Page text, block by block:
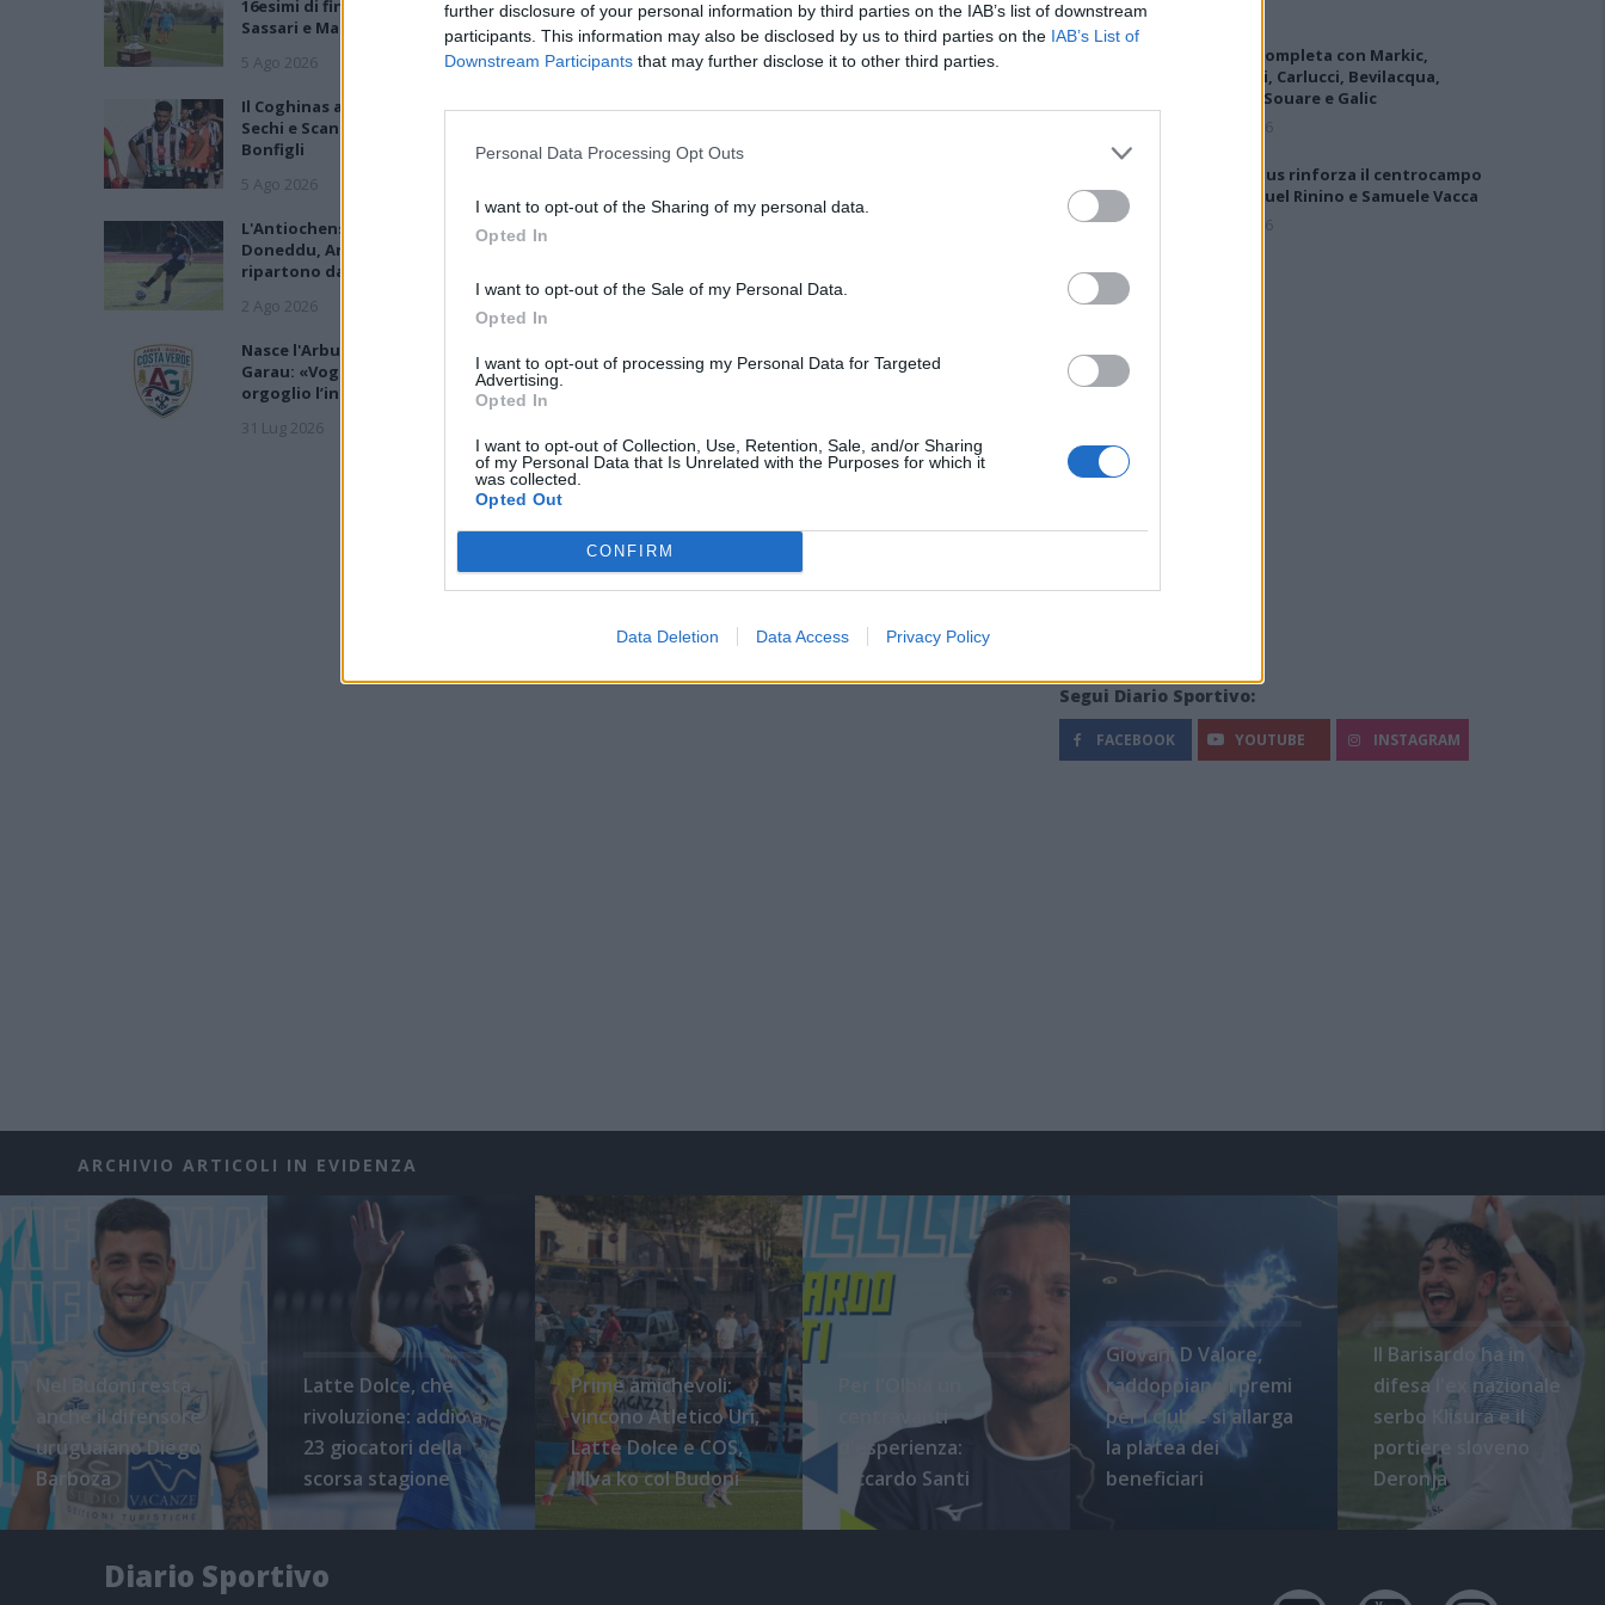
further disclosure of your personal information by third parties on the IAB’s list of downstream
participants. This information may also be disclosed by us to third parties on the IAB’s List of
Downstream Participants that may further disclose it to other third parties.
Personal Data Processing Opt Outs
I want to opt-out of the Sharing of my personal data.
Opted In
I want to opt-out of the Sale of my Personal Data.
Opted In
I want to opt-out of processing my Personal Data for Targeted
Advertising.
Opted In
I want to opt-out of Collection, Use, Retention, Sale, and/or Sharing
of my Personal Data that Is Unrelated with the Purposes for which it
was collected.
Opted Out
CONFIRM
Data Deletion Data Access Privacy Policy
16esimi di finale con i derby a Cagliari,
Sassari e Macomer
5 Ago 2026
anche Serra, tripletta Cus Cagliari
con Piroddi, Angiargia e Nenna
5 Ago 2026
Il Coghinas ancora più forte con
Sechi e Scanu, al Macomer arriva
Bonfigli
5 Ago 2026
L'Atletico Cagliari di Saba prende
duro
L'Antiochense prende Caddeo e
Doneddu, Arborea e Tharros
ripartono dai tecnici Firinu e Frongia
2 Ago 2026
2 Ago 2026
Nasce l'Arbus Guspini Costa Verde,
Garau: «Vogliamo rappresentare con
orgoglio l’intero territorio»
31 Lug 2026
Mancusi
L'Ilva si completa con Markic,
Contucci, Carlucci, Bevilacqua,
Solinas, Souare e Galic
7 Ago 2026
Il Selargius rinforza il centrocampo
con Manuel Rinino e Samuele Vacca
6 Ago 2026
Segui Diario Sportivo:
FACEBOOK YOUTUBE INSTAGRAM
ARCHIVIO ARTICOLI IN EVIDENZA
Nel Budoni resta
anche il difensore
uruguaiano Diego
Barboza
Latte Dolce, che
rivoluzione: addio a
23 giocatori della
scorsa stagione
Prime amichevoli:
vincono Atletico Uri,
Latte Dolce e COS,
l'Ilva ko col Budoni
centravanti
d'esperienza:
Riccardo Santi
Giovani D Valore,
raddoppiano i premi
per i club e si allarga
la platea dei
beneficiari
Il Barisardo ha in
difesa l'ex nazionale
serbo Klisura e il
portiere sloveno
Deronja
Diario Sportivo